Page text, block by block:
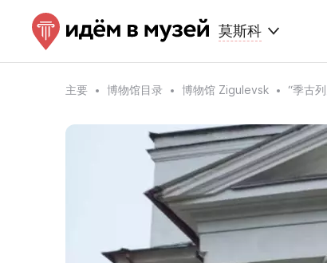
莫斯科
主要 博物馆目录 博物馆 Zigulevsk “季古